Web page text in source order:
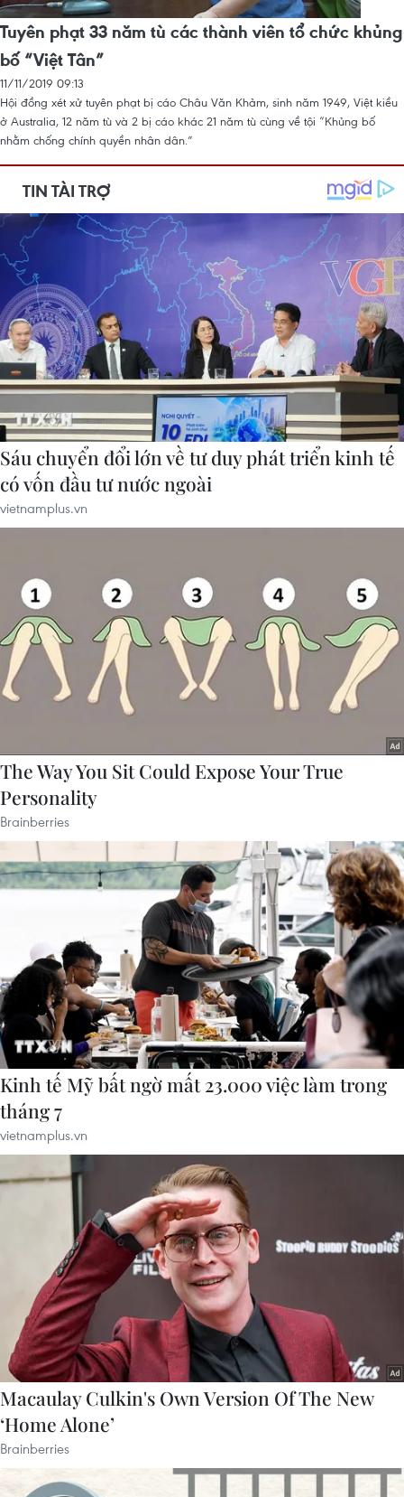
Tuyên phạt 33 năm tù các thành viên tổ chức khủng
bố “Việt Tân”
11/11/2019 09:13
Hội đồng xét xử tuyên phạt bị cáo Châu Văn Khảm, sinh năm 1949, Việt kiều
ở Australia, 12 năm tù và 2 bị cáo khác 21 năm tù cùng về tội “Khủng bố
nhằm chống chính quyền nhân dân.”